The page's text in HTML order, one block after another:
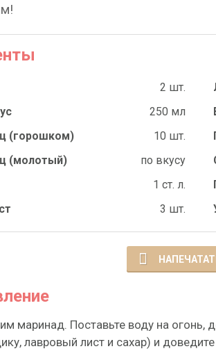
2 шт.
250 мл
(горошком)
10 шт.
(молотый)
по вкусу
1 ст. л.
3 шт.
маринад. Поставьте воду на огонь,
лавровый лист и сахар) и